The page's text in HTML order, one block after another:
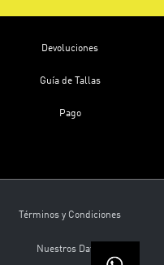
Devoluciones
Guía de Tallas
Pago
Términos y Condiciones
Nuestros Datos